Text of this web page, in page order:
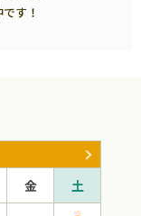
す！
金
土